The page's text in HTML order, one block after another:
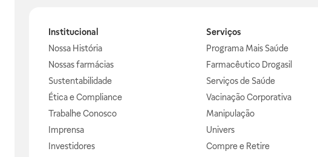
Institucional
Nossa História
Nossas farmácias
Sustentabilidade
Ética e Compliance
Trabalhe Conosco
Imprensa
Investidores
Serviços
Programa Mais Saúde
Farmacêutico Drogasil
Serviços de Saúde
Vacinação Corporativa
Manipulação
Univers
Compre e Retire